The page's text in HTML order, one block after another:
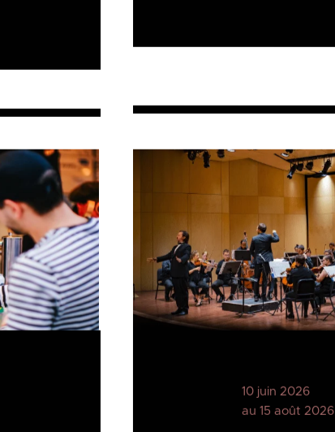
10 juin 2026
au 15 août 2026